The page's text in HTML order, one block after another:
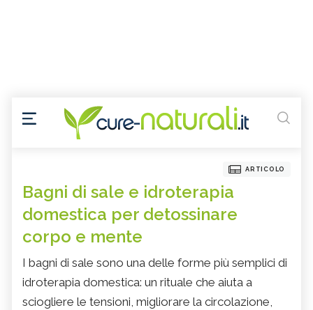
ARTICOLO
Bagni di sale e idroterapia
domestica per detossinare
corpo e mente
I bagni di sale sono una delle forme più semplici di
idroterapia domestica: un rituale che aiuta a
sciogliere le tensioni, migliorare la circolazione,